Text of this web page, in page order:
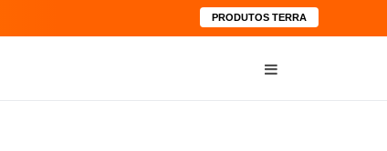
PRODUTOS TERRA